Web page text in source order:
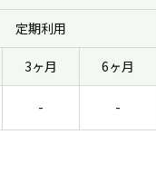
定期利用
3ヶ月 6ヶ月
- -